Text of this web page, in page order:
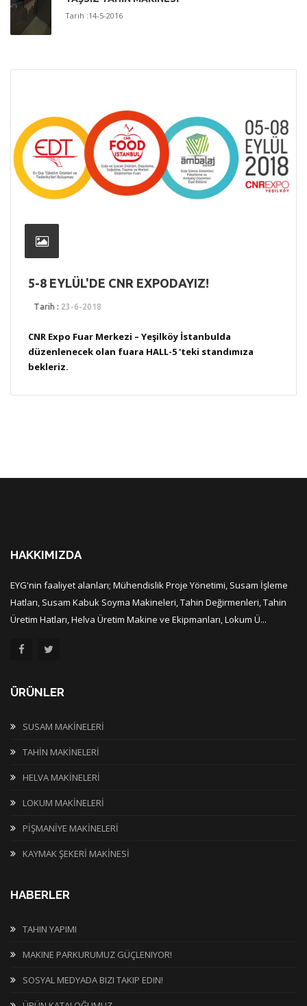
Tarih :14-5-2016
5-8 EYLÜL'DE CNR EXPODAYIZ!
Tarih : 23-6-2018
CNR Expo Fuar Merkezi – Yeşilköy İstanbulda
düzenlenecek olan fuara HALL-5 'teki standımıza
bekleriz.
HAKKIMIZDA
EYG'nin faaliyet alanları; Mühendislik Proje Yönetimi, Susam İşleme
Hatları, Susam Kabuk Soyma Makineleri, Tahin Değirmenleri, Tahin
Üretim Hatları, Helva Üretim Makine ve Ekipmanları, Lokum Ü...
ÜRÜNLER
SUSAM MAKİNELERİ
TAHİN MAKİNELERİ
HELVA MAKİNELERİ
LOKUM MAKİNELERİ
PİŞMANİYE MAKİNELERİ
KAYMAK ŞEKERİ MAKİNESİ
HABERLER
TAHIN YAPIMI
MAKINE PARKURUMUZ GÜÇLENIYOR!
SOSYAL MEDYADA BIZI TAKIP EDIN!